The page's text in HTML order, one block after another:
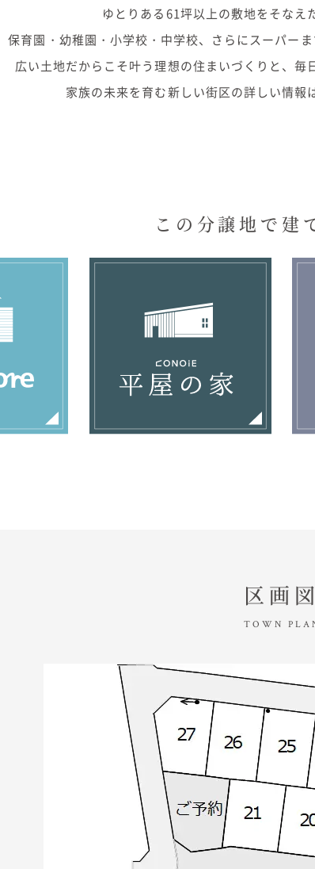
ゆとりある61坪以上の敷地をそなえ
保育園・幼稚園・小学校・中学校、さらにスーパー
広い土地だからこそ叶う理想の住まいづくりと、毎
家族の未来を育む新しい街区の詳しい情報
この分譲地で建
区画図
TOWN